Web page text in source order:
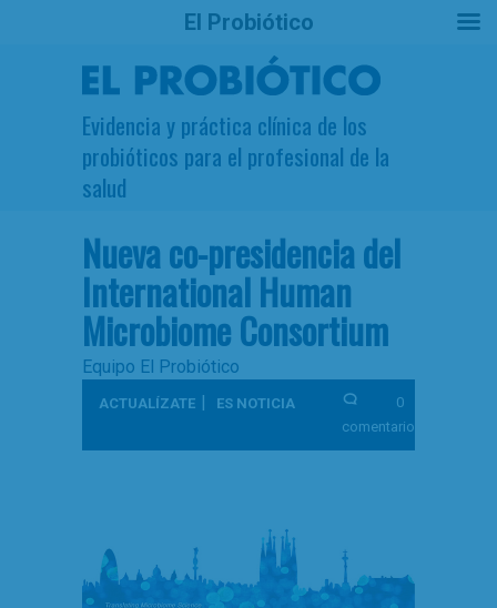
Evidencia y práctica clínica de los
probióticos para el profesional de la
salud
Nueva co-presidencia del
International Human
Microbiome Consortium
Equipo El Probiótico
ACTUALÍZATE | ES NOTICIA
0
comentarios
El Probiótico